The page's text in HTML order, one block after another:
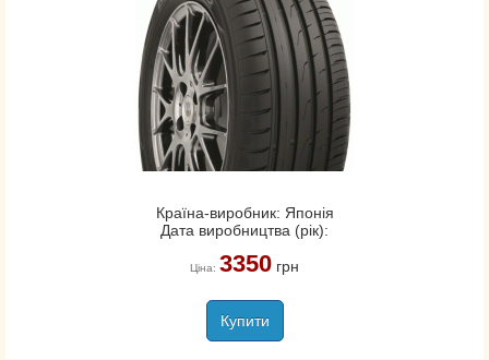
Країна-виробник: Японія
Дата виробництва (рік):
Ціна: 3350грн
Купити